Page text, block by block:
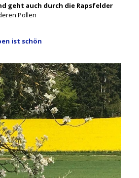
geht auch durch die Rapsfelder
Pollen
ist schön